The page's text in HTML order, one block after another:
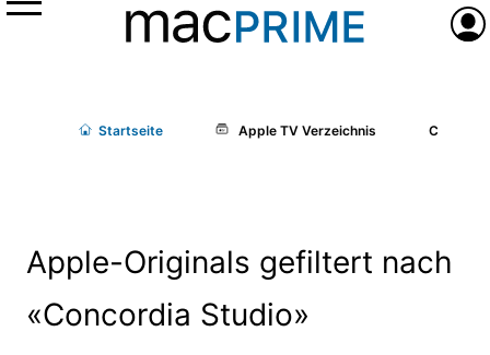
Menü
Startseite Apple TV Verzeichnis Cast/
Apple-Originals gefiltert nach
«Concordia Studio»